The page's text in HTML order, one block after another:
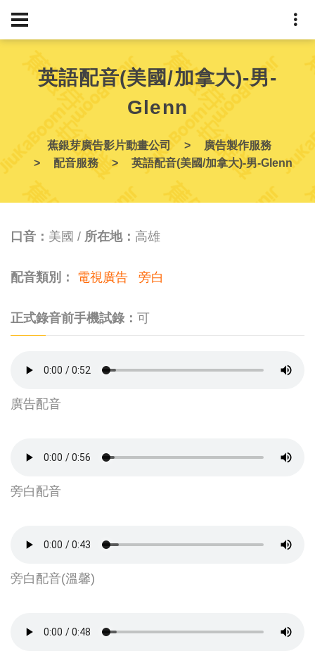
英語配音(美國/加拿大)-男-
Glenn
蕉銀芽廣告影片動畫公司
廣告製作服務
配音服務
英語配音(美國/加拿大)-男-Glenn
口音： 美國 / 所在地： 高雄
配音類別： 電視廣告 旁白
正式錄音前手機試錄： 可
廣告配音
旁白配音
旁白配音(溫馨)